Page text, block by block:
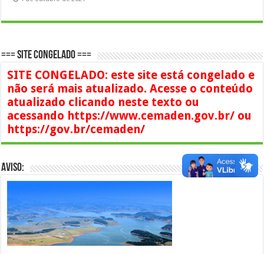
=== SITE CONGELADO ===
SITE CONGELADO: este site está congelado e
não será mais atualizado. Acesse o conteúdo
atualizado clicando neste texto ou
acessando https://www.cemaden.gov.br/ ou
https://gov.br/cemaden/
AVISO: